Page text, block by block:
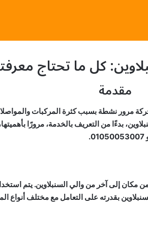
كل ما تحتاج
مقدمة
مرور نشطة بسبب كثرة المركبات
بدءًا من التعريف بالخدمة، مرورًا
مكان إلى آخر من والي السنبلاوين. يتم
بقدرته على التعامل مع مختلف أنواع